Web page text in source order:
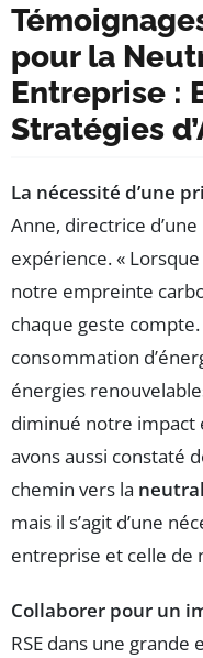
pour la
Entreprise :
Stratégies
La nécessité d’une
Anne, directrice
expérience. «
notre empreinte
chaque geste
consommation
énergies
diminué notre impact
avons aussi constaté
chemin vers la
mais il s’agit d’une
entreprise et celle de
Collaborer pour un
RSE dans une